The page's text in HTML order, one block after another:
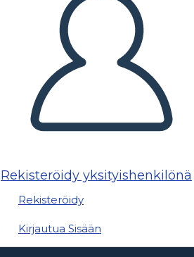
Rekisteröidy yksityishenkilönä
Rekisteröidy
Kirjautua Sisään